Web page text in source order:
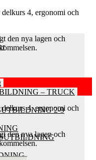
– TRUCK
2-9
delkurs 4, ergonomi och
den nya lagen och
delkurs 4, ergonomi och
den nya lagen och